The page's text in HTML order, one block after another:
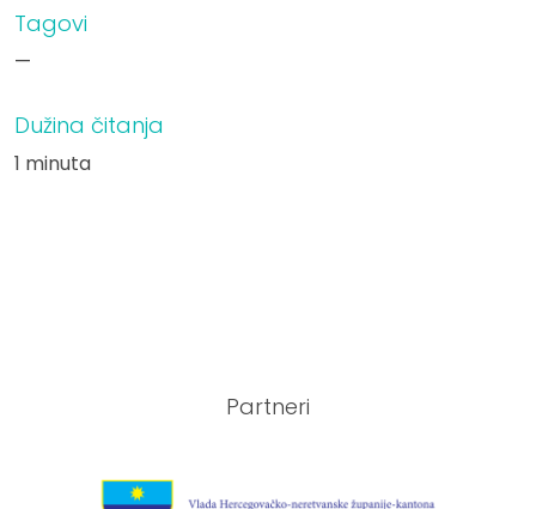
Tagovi
—
Dužina čitanja
1 minuta
Partneri